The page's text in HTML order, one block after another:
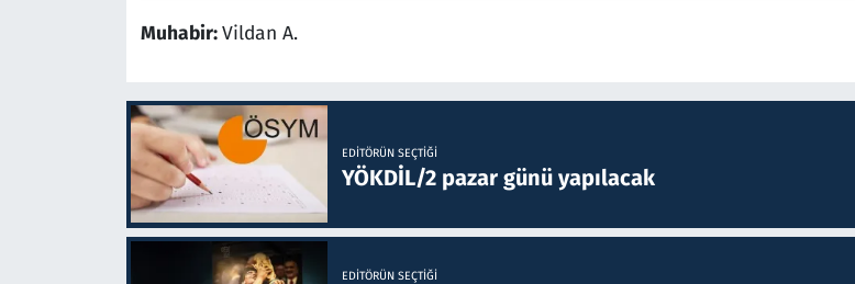
Muhabir:Vildan A.
EDITÖRÜN SEÇTIĞI
YÖKDİL/2 pazar günü yapılacak
EDITÖRÜN SEÇTIĞI